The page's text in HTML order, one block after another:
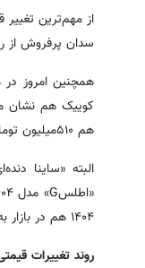
سدان پرفروش از روز گذشته
هم ۵۱۰میلیون تومان خرید و فروش شده است.
۱۴۰۴ هم در بازار به ۵۸۰ میلیون تومانی رسیده است و سایر خودروها هم در بازار بدون تغییر ماندند.
روند تغییرات